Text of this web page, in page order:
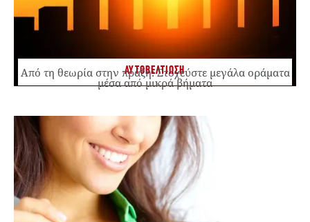
ΑΥΤΟΒΕΛΤΙΩΣΗ
Από τη θεωρία στην πράξη: Στοχεύστε μεγάλα οράματα
μέσα από μικρά βήματα